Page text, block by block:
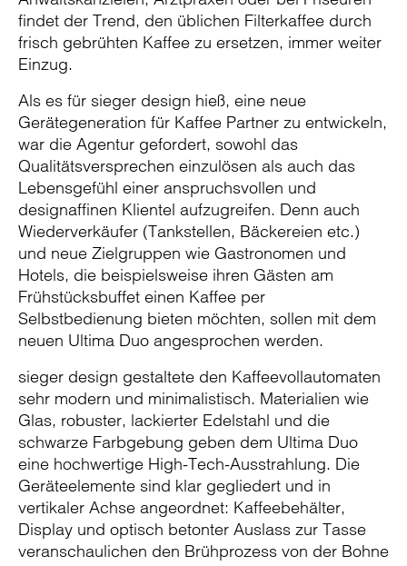
findet der Trend, den üblichen Filterkaffee durch
frisch gebrühten Kaffee zu ersetzen, immer weiter
Einzug.
Als es für sieger design hieß, eine neue
Gerätegeneration für Kaffee Partner zu entwickeln,
war die Agentur gefordert, sowohl das
Qualitätsversprechen einzulösen als auch das
Lebensgefühl einer anspruchsvollen und
designaffinen Klientel aufzugreifen. Denn auch
Wiederverkäufer (Tankstellen, Bäckereien etc.)
und neue Zielgruppen wie Gastronomen und
Hotels, die beispielsweise ihren Gästen am
Frühstücksbuffet einen Kaffee per
Selbstbedienung bieten möchten, sollen mit dem
neuen Ultima Duo angesprochen werden.
sieger design gestaltete den Kaffeevollautomaten
sehr modern und minimalistisch. Materialien wie
Glas, robuster, lackierter Edelstahl und die
schwarze Farbgebung geben dem Ultima Duo
eine hochwertige High-Tech-Ausstrahlung. Die
Geräteelemente sind klar gegliedert und in
vertikaler Achse angeordnet: Kaffeebehälter,
Display und optisch betonter Auslass zur Tasse
veranschaulichen den Brühprozess von der Bohne